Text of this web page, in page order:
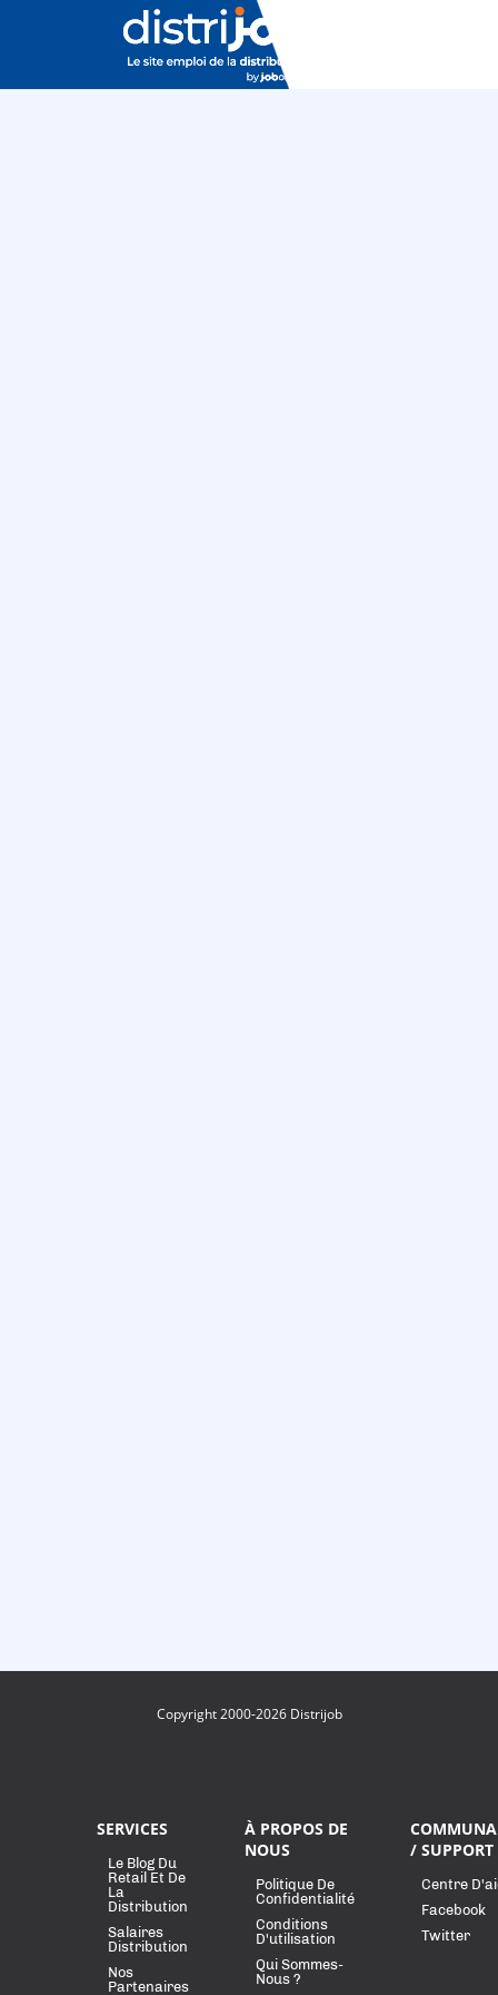
Copyright 2000-2026 Distrijob
SERVICES
Le Blog Du
Retail Et De
La
Distribution
Salaires
Distribution
Nos
Partenaires
À PROPOS DE
NOUS
Politique De
Confidentialité
Conditions
D'utilisation
Qui Sommes-
Nous ?
/ SUPPORT
Centre
Facebook
Twitter